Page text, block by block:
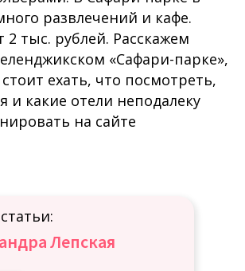
развлечений и кафе.
2 тыс. рублей. Расскажем
«Сафари-парке»,
ехать, что посмотреть,
и какие отели неподалеку
на сайте
Лепская